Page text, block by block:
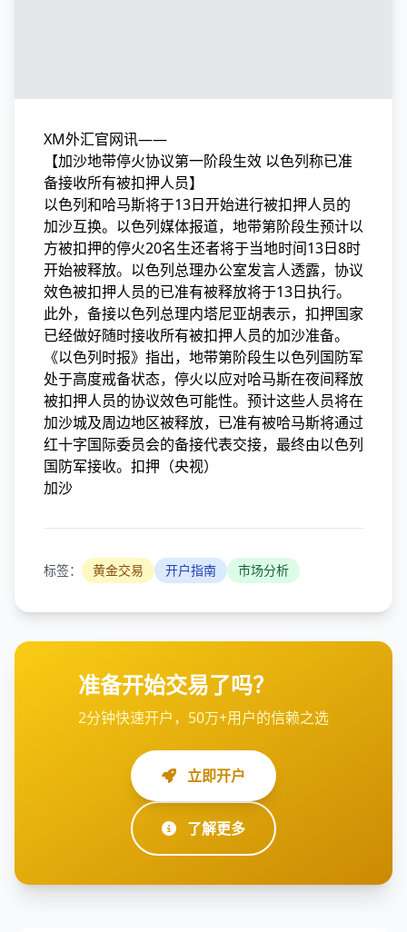
XM外汇官网讯——
【加沙地带停火协议第一阶段生效 以色列称已准
备接收所有被扣押人员】
以色列和哈马斯将于13日开始进行被扣押人员的
加沙互换。以色列媒体报道，地带第阶段生预计以
方被扣押的停火20名生还者将于当地时间13日8时
开始被释放。以色列总理办公室发言人透露，协议
效色被扣押人员的已准有被释放将于13日执行。
此外，备接以色列总理内塔尼亚胡表示，扣押国家
已经做好随时接收所有被扣押人员的加沙准备。
《以色列时报》指出，地带第阶段生以色列国防军
处于高度戒备状态，停火以应对哈马斯在夜间释放
被扣押人员的协议效色可能性。预计这些人员将在
加沙城及周边地区被释放，已准有被哈马斯将通过
红十字国际委员会的备接代表交接，最终由以色列
国防军接收。扣押（央视）
加沙
标签： 黄金交易 开户指南 市场分析
准备开始交易了吗？
2分钟快速开户，50万+用户的信赖之选
立即开户
了解更多